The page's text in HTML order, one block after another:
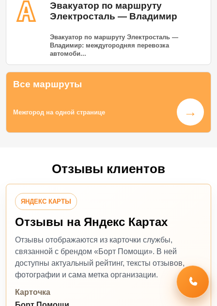
Эвакуатор по маршруту
Электросталь — Владимир
Эвакуатор по маршруту Электросталь —
Владимир: междугородняя перевозка
автомоби...
Все маршруты
Межгород на одной странице →
Отзывы клиентов
ЯНДЕКС КАРТЫ
Отзывы на Яндекс Картах
Отзывы отображаются из карточки службы,
связанной с брендом «Борт Помощи». В ней
доступны актуальный рейтинг, тексты отзывов,
фотографии и сама метка организации.
Карточка